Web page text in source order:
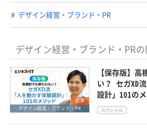
デザイン経営・ブランド・PR
デザイン経営・ブランド・PR
記事
デザイン経営・ブランド・PR
【保存版】
い？ セガXD
設計」101の